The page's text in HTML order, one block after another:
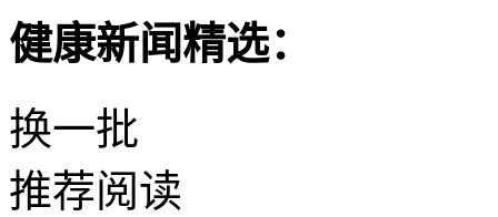
健康新闻精选：
换一批
推荐阅读